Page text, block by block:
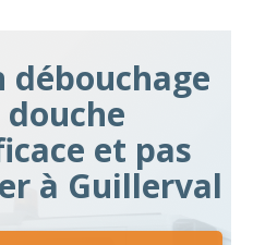
débouchage
douche
et pas
à Guillerval